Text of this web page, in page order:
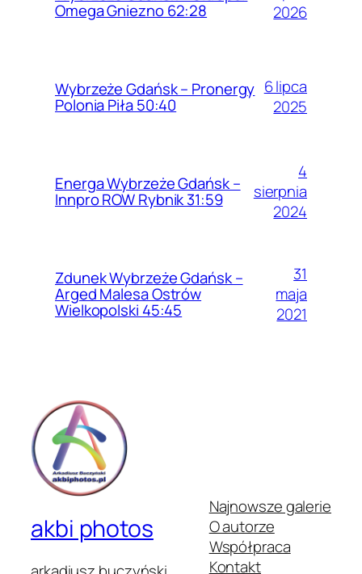
Omega Gniezno 62:28
2026
Wybrzeże Gdańsk – Pronergy
Polonia Piła 50:40
6 lipca
2025
Energa Wybrzeże Gdańsk –
Innpro ROW Rybnik 31:59
4
sierpnia
2024
Zdunek Wybrzeże Gdańsk –
Arged Malesa Ostrów
Wielkopolski 45:45
31
maja
2021
akbi photos
Najnowsze galerie
O autorze
Współpraca
Kontakt